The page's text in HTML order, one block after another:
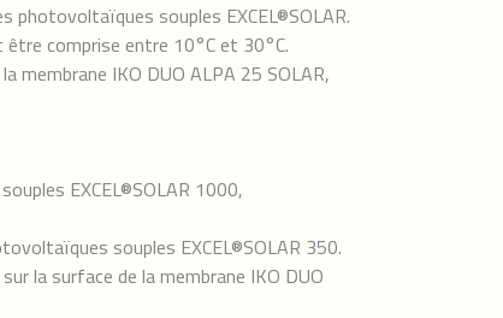
souples EXCEL®SOLAR.
comprise entre 10°C et 30°C.
membrane IKO DUO ALPA 25 SOLAR,
EXCEL®SOLAR 1000,
souples EXCEL®SOLAR 350.
la surface de la membrane IKO DUO